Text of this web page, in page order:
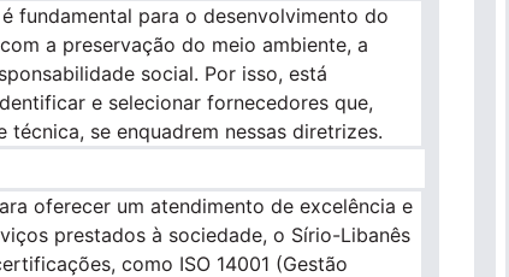
fundamental para o desenvolvimento do
a preservação do meio ambiente, a
social. Por isso, está
e selecionar fornecedores que,
técnica, se enquadrem nessas diretrizes.
oferecer um atendimento de excelência e
prestados à sociedade, o Sírio-Libanês
como ISO 14001 (Gestão